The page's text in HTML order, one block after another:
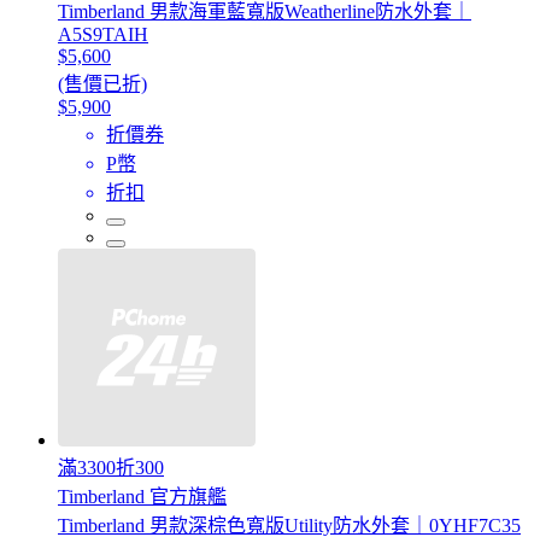
Timberland 男款海軍藍寬版Weatherline防水外套｜
A5S9TAIH
$5,600
(售價已折)
$5,900
折價券
P幣
折扣
滿3300折300
Timberland 官方旗艦
Timberland 男款深棕色寬版Utility防水外套｜0YHF7C35